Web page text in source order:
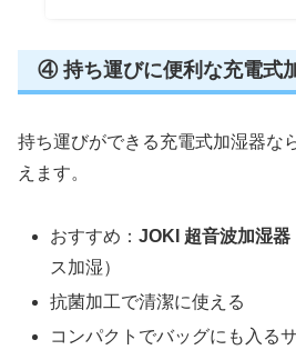
④ 持ち運びに便利な充電式
持ち運びができる充電式加湿器な
えます。
おすすめ：JOKI 超音波加湿器
ス加湿）
抗菌加工で清潔に使える
コンパクトでバッグにも入る